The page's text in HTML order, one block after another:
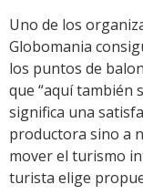
Uno de los
Globomania
los puntos de
que “aquí también
significa una
productora sino a
mover el turismo
turista elige